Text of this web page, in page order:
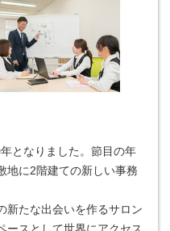
となりました。節目の年
地に2階建ての新しい事務
新たな出会いを作るサロン